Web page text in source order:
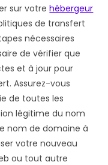
sur votrehébergeur
de transfert
nécessaires
de vérifier que
et à jour pour
Assurez-vous
de toutes les
légitime du nom
nom de domaine à
votre nouveau
ou tout autre